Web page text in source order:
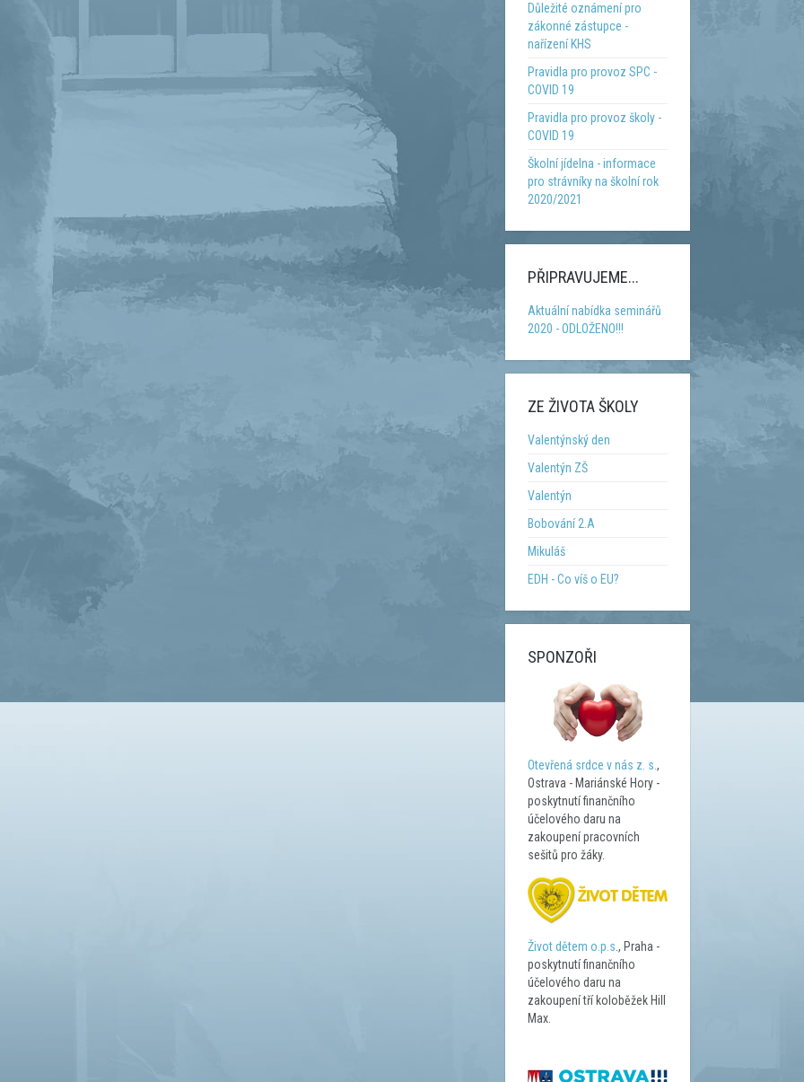
Důležité oznámení pro
zákonné zástupce -
nařízení KHS
Pravidla pro provoz SPC -
COVID 19
Pravidla pro provoz školy -
COVID 19
Školní jídelna - informace
pro strávníky na školní rok
2020/2021
PŘIPRAVUJEME...
Aktuální nabídka seminářů
2020 - ODLOŽENO!!!
ZE ŽIVOTA ŠKOLY
Valentýnský den
Valentýn ZŠ
Valentýn
Bobování 2.A
Mikuláš
EDH - Co víš o EU?
SPONZOŘI
Otevřená srdce v nás z. s. ,
Ostrava - Mariánské Hory -
poskytnutí finančního
účelového daru na
zakoupení pracovních
sešitů pro žáky.
Život dětem o.p.s ., Praha -
poskytnutí finančního
účelového daru na
zakoupení tří koloběžek Hill
Max.